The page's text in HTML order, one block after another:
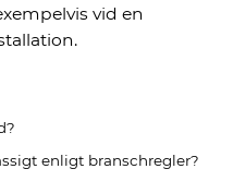
vid en
enligt branschregler?